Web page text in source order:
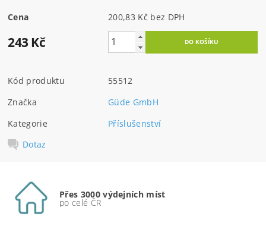
Cena 200,83 Kč bez DPH
243 Kč
Kód produktu
55512
Značka
Güde GmbH
Kategorie
Příslušenství
Dotaz
Přes 3000 výdejních míst
po celé ČR